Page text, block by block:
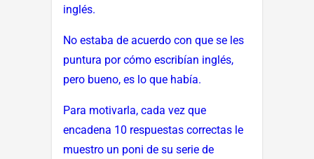
inglés.
No estaba de acuerdo con que se les
puntura por cómo escribían inglés,
pero bueno, es lo que había.
Para motivarla, cada vez que
encadena 10 respuestas correctas le
muestro un poni de su serie de